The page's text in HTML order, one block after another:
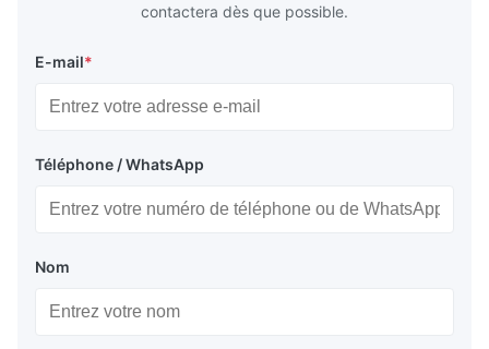
contactera dès que possible.
E-mail*
Téléphone / WhatsApp
Nom